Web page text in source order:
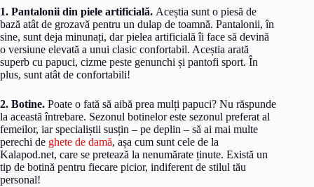
1. Pantalonii din piele artificială. Aceștia sunt o piesă de
bază atât de grozavă pentru un dulap de toamnă. Pantalonii, în
sine, sunt deja minunați, dar pielea artificială îi face să devină
o versiune elevată a unui clasic confortabil. Aceștia arată
superb cu papuci, cizme peste genunchi și pantofi sport. În
plus, sunt atât de confortabili!
2. Botine. Poate o fată să aibă prea mulți papuci? Nu răspunde
la această întrebare. Sezonul botinelor este sezonul preferat al
femeilor, iar specialiștii susțin – pe deplin – să ai mai multe
perechi de ghete de damă, așa cum sunt cele de la
Kalapod.net, care se pretează la nenumărate ținute. Există un
tip de botină pentru fiecare picior, indiferent de stilul tău
personal!